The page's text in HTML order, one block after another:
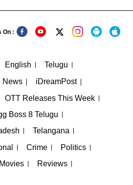
On :
English Telugu
News
iDreamPost
OTT Releases This Week
Boss 8 Telugu
Telangana
Crime Politics
Movies
Reviews